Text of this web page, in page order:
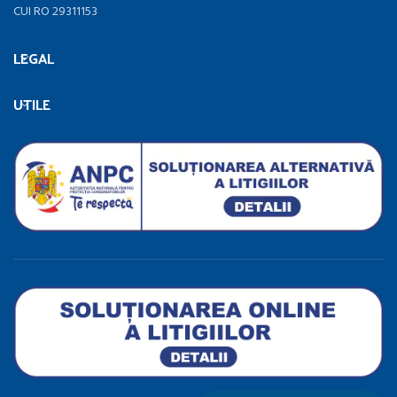
CUI RO 29311153
LEGAL
UTILE